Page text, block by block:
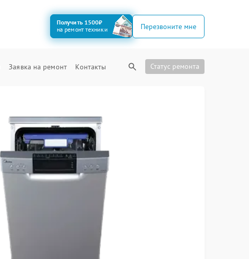
Получить 1500₽
на ремонт техники
Перезвоните мне
Заявка на ремонт Контакты Статус ремонта